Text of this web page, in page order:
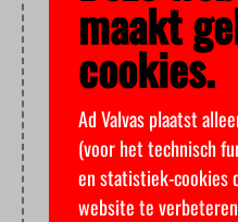
maakt
cookies.
Ad Valvas plaatst
(voor het technisch
en statistiek-cookies
website te